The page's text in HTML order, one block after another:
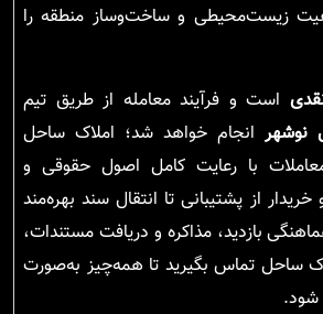
زیست‌محیطی و ساخت‌وساز منطقه را
است و فرآیند معامله از طریق تیم
نوشهر انجام خواهد شد؛ املاک ساحل
با رعایت کامل اصول حقوقی و
از پشتیبانی تا انتقال سند بهره‌مند
بازدید، مذاکره و دریافت مستندات،
ساحل تماس بگیرید تا همه‌چیز به‌صورت
شود.